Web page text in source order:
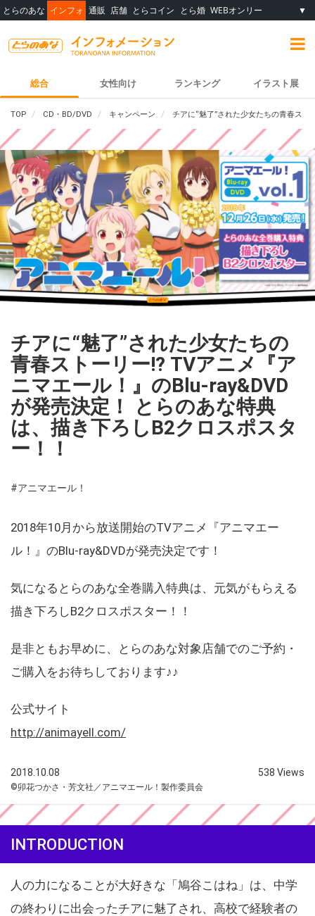
とらのあな インフォ 通販 店舗 とらコイン とら婚 WEBオンリー ▼
総合 女性向け ランキング イラスト展
TOP CD・BD/DVD キャンペーン チアに“魅了”された少女たちの青春ス
チアに“魅了”された少女たちの
青春ストーリー!? TVアニメ『ア
ニマエール！』のBlu-ray&DVD
が発売決定！ とらのあな特典
は、描き下ろしB2クロスポスタ
ー！！
#アニマエール！
2018年10月から放送開始のTVアニメ『アニマエー
ル！』のBlu-ray&DVDが発売決定です！
気になるとらのあな全巻購入特典は、元気がもらえる
描き下ろしB2クロスポスター！！
是非ともお早めに、とらのあな対象店舗でのご予約・
ご購入をお待ちしております♪♪
公式サイト
http://animayell.com/
2018.10.08 538 Views
©卯花つかさ・芳文社／アニマエール！製作委員会
INTRODUCTION
人の力になることが大好きな「鳩谷こはね」は、中学
の終わりに出会ったチアに魅了され、高校で経験者の